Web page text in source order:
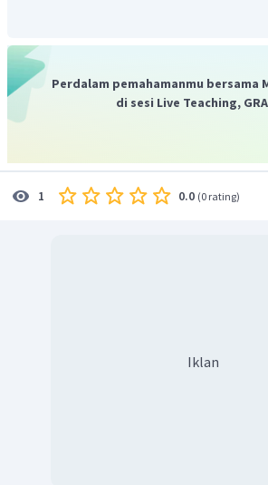
Perdalam pemahamanmu bersama
di sesi Live Teaching,
1 0.0 (0 rating)
Iklan